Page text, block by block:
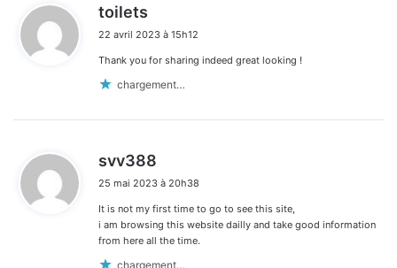
toilets
t
22 avril 2023 à 15h12
Thank you for sharing indeed great looking !
chargement…
svv388
t
:
25 mai 2023 à 20h38
It is not my first time to go to see this site,
i am browsing this website dailly and take good information
from here all the time.
chargement…